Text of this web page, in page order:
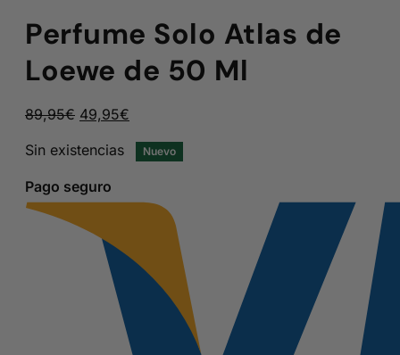
Perfume Solo Atlas de
Loewe de 50 Ml
89,95€ El
original
89,95€.
49,95€
actual
49,95€.
Sin existencias Nuevo
Pago seguro